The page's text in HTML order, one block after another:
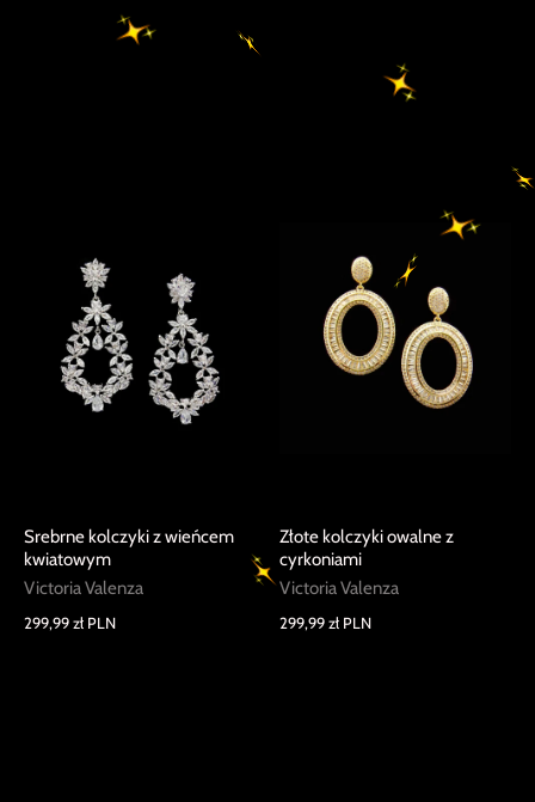
Srebrne kolczyki z wieńcem
kwiatowym
Victoria Valenza
299,99 zł PLN
Złote kolczyki owalne z
cyrkoniami
Victoria Valenza
299,99 zł PLN